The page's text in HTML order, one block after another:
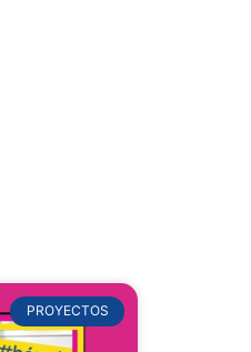
PROYECTOS